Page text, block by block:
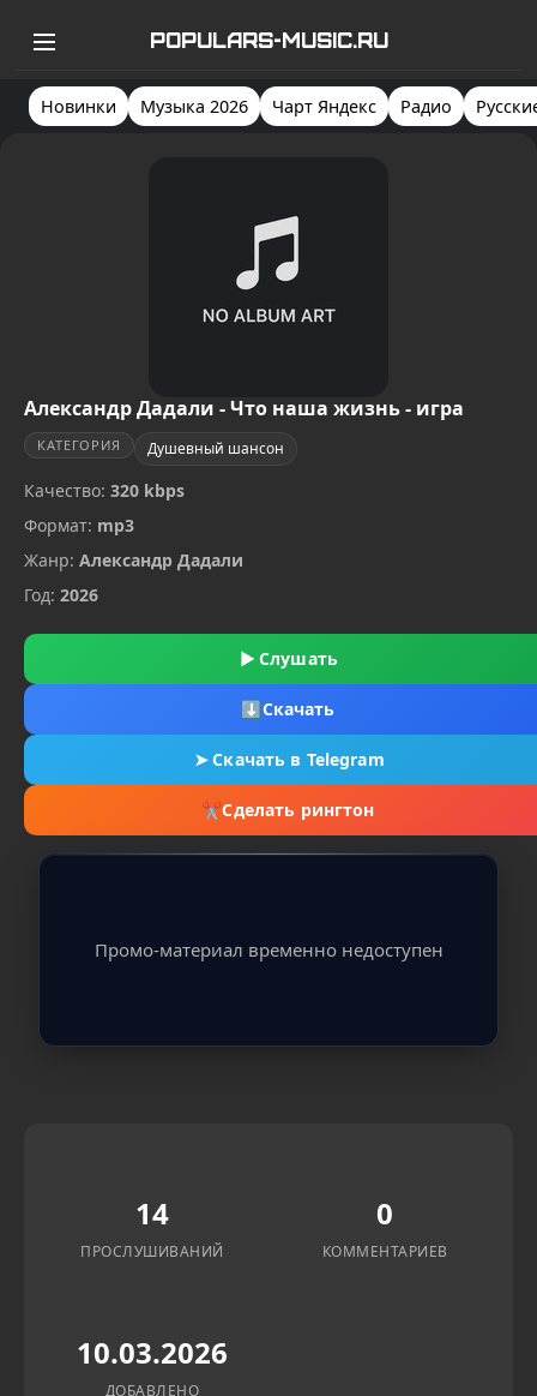
POPULARS-MUSIC.RU
Новинки Музыка 2026 Чарт Яндекс Радио
Александр Дадали - Что наша жизнь - игра
КАТЕГОРИЯ Душевный шансон
Качество: 320 kbps
Формат: mp3
Жанр: Александр Дадали
Год: 2026
▶ Слушать
⬇Скачать
➤Скачать в Telegram
✂Сделать рингтон
Промо-материал временно недоступен
14
ПРОСЛУШИВАНИЙ
0
КОММЕНТАРИЕВ
10.03.2026
ДОБАВЛЕНО